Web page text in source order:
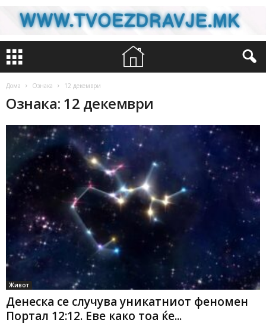
Дома Ознака 12 декември
Ознака: 12 декември
Живот
Денеска се случува уникатниот феномен
Портал 12:12. Еве како тоа ќе...